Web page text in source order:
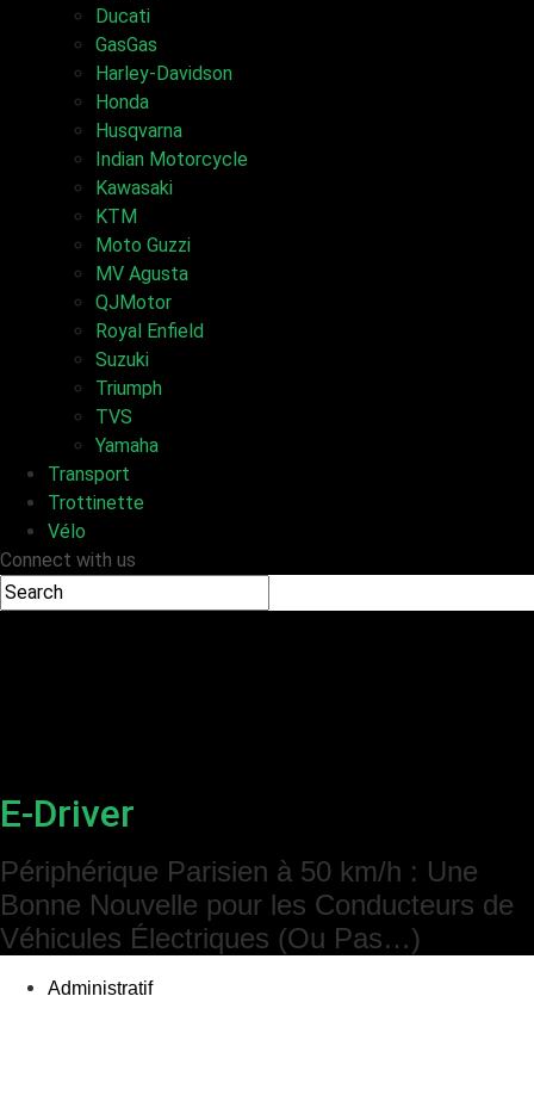
Ducati
GasGas
Harley-Davidson
Honda
Husqvarna
Indian Motorcycle
Kawasaki
KTM
Moto Guzzi
MV Agusta
QJMotor
Royal Enfield
Suzuki
Triumph
TVS
Yamaha
Transport
Trottinette
Vélo
Connect with us
E-Driver
Périphérique Parisien à 50 km/h : Une
Bonne Nouvelle pour les Conducteurs de
Véhicules Électriques (Ou Pas…)
Administratif